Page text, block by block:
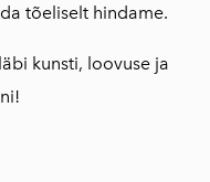
tõeliselt hindame.
kunsti, loovuse ja